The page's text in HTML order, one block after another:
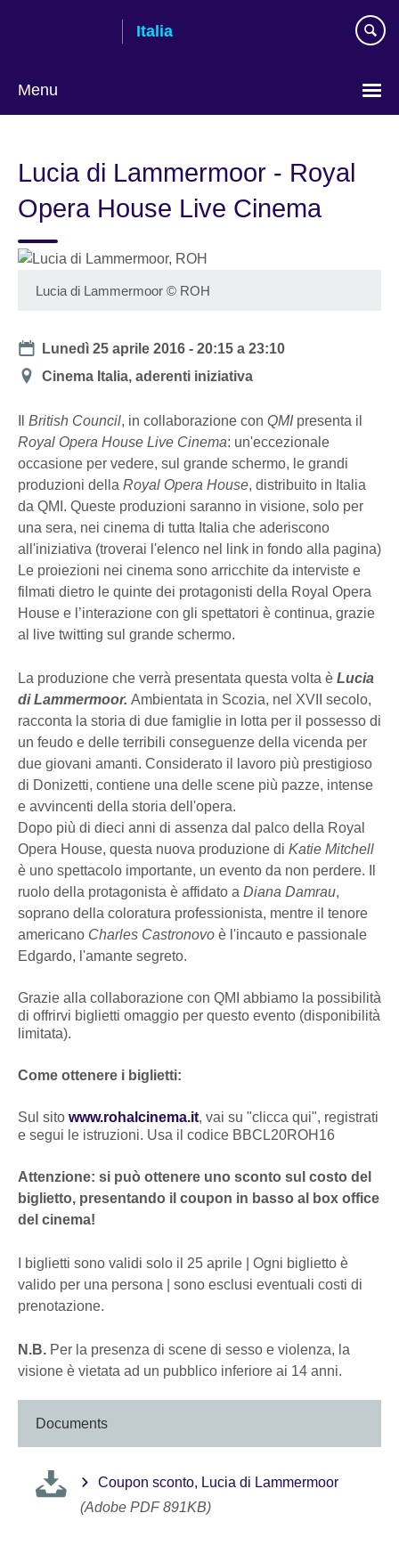
Italia
Menu
Lucia di Lammermoor - Royal
Opera House Live Cinema
Lucia di Lammermoor © ROH
Date
Lunedì 25 aprile 2016 -20:15 a23:10
Location
Cinema Italia, aderenti iniziativa
British Council, in collaborazione con QMIpresenta il
Royal Opera House Live Cinema: un'eccezionale
occasione per vedere, sul grande schermo, le grandi
produzioni della Royal Opera House, distribuito in Italia
da QMI. Queste produzioni saranno in visione, solo per
una sera, nei cinema di tutta Italia che aderiscono
all'iniziativa (troverai l'elenco nel link in fondo alla pagina)
Le proiezioni nei cinema sono arricchite da interviste e
filmati dietro le quinte dei protagonisti della Royal Opera
House e l’interazione con gli spettatori è continua, grazie
al live twitting sul grande schermo.
La produzione che verrà presentata questa volta è Lucia
diLammermoor. Ambientata in Scozia, nel XVII secolo,
racconta la storia di due famiglie in lotta per il possesso di
un feudo e delle terribili conseguenze della vicenda per
due giovani amanti. Considerato il lavoro più prestigioso
di Donizetti, contiene una delle scene più pazze, intense
e avvincenti della storia dell'opera.
Dopo più di dieci anni di assenza dal palco della Royal
Opera House, questa nuova produzione di Katie Mitchell
è uno spettacolo importante, un evento da non perdere. Il
ruolo della protagonista è affidato a Diana Damrau,
soprano della coloratura professionista, mentre il tenore
americano Charles Castronovo è l'incauto e passionale
Edgardo, l'amante segreto.
Grazie alla collaborazione con QMI abbiamo la possibilità
di offrirvi biglietti omaggio per questo evento (disponibilità
limitata).
Come ottenere i biglietti:
Sul sito www.rohalcinema.it, vai su "clicca qui", registrati
e segui le istruzioni. Usa il codice BBCL20ROH16
Attenzione: si può ottenere uno sconto sul costo del
biglietto, presentando il coupon in basso al box office
del cinema!
I biglietti sono validi solo il 25 aprile | Ogni biglietto è
valido per una persona | sono esclusi eventuali costi di
prenotazione.
N.B. Per la presenza di scene di sesso e violenza, la
visione è vietata ad un pubblico inferiore ai 14 anni.
Documents
Coupon sconto, Lucia di Lammermoor
(Adobe PDF 891KB)